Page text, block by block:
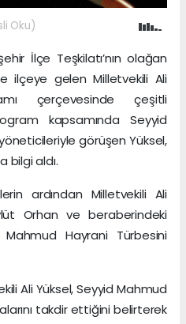
Oku)
İlçe Teşkilatı’nın olağan
ilçeye gelen Milletvekili Ali
çerçevesinde çeşitli
kapsamında Seyyid
görüşen Yüksel,
bilgi aldı.
ardından Milletvekili Ali
Orhan ve beraberindeki
Hayrani Türbesini
Ali Yüksel, Seyyid Mahmud
takdir ettiğini belirterek